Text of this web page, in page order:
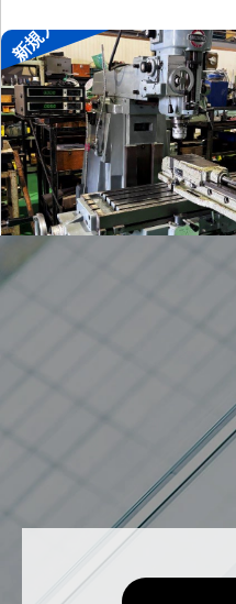
新規入荷
#1ラムフライス盤
メーカー 静岡
形 式ST-BC
年 式-